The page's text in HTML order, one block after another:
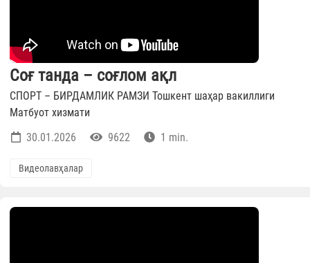
Соғ танда – соғлом ақл
СПОРТ – БИРДАМЛИК РАМЗИ Тошкент шаҳар вакиллиги
Матбуот хизмати
30.01.2026
9622 1 min.
Видеолавҳалар